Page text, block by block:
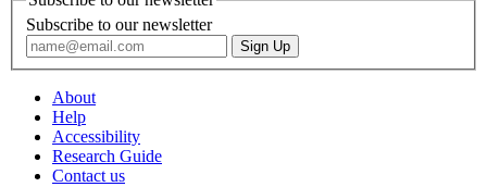
Subscribe to our newsletter
About
Help
Accessibility
Research Guide
Contact us